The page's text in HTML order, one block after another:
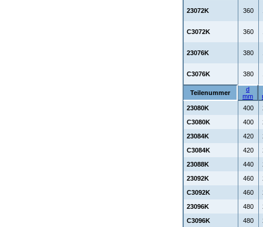
23072K 360
C3072K 360
23076K 380
C3076K 380
Teilenummer
d
mm
23080K
400
C3080K
400
23084K
420
C3084K
420
23088K
440
23092K
460
C3092K
460
23096K
480
C3096K
480